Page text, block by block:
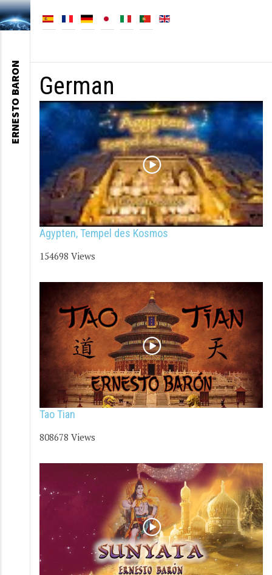
German
Ägypten, Tempel des Kosmos
154698 Views
Tao Tian
808678 Views
ERNESTO BARON